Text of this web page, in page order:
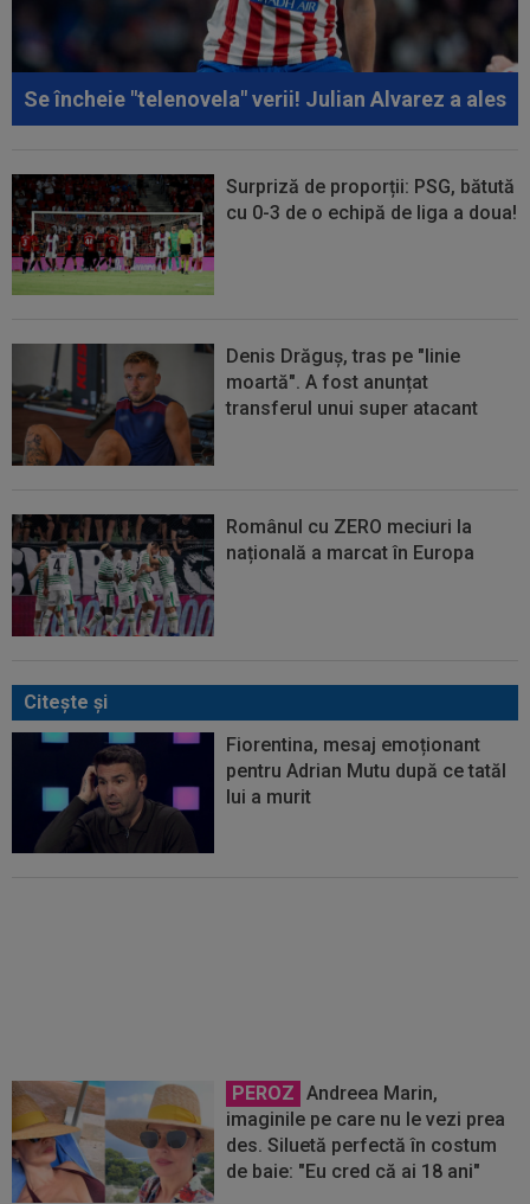
Se încheie "telenovela" verii! Julian Alvarez a ales
Surpriză de proporții: PSG, bătută
cu 0-3 de o echipă de liga a doua!
Denis Drăguș, tras pe "linie
moartă". A fost anunțat
transferul unui super atacant
Românul cu ZERO meciuri la
națională a marcat în Europa
Citeşte şi
Fiorentina, mesaj emoționant
pentru Adrian Mutu după ce tatăl
lui a murit
PEROZ Andreea Marin,
imaginile pe care nu le vezi prea
des. Siluetă perfectă în costum
de baie: "Eu cred că ai 18 ani"